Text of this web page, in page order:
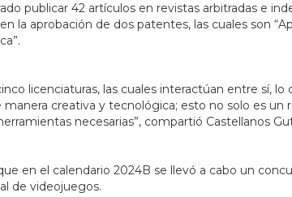
publicar 42 artículos en revistas arbitradas e
la aprobación de dos patentes, las cuales son
licenciaturas, las cuales interactúan entre sí,
manera creativa y tecnológica; esto no solo es
necesarias”, compartió Castellanos
en el calendario 2024B se llevó a cabo un
de videojuegos.